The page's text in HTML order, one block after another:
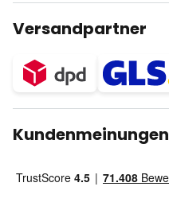
Versandpartner
Kundenmeinungen